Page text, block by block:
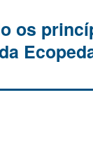
os